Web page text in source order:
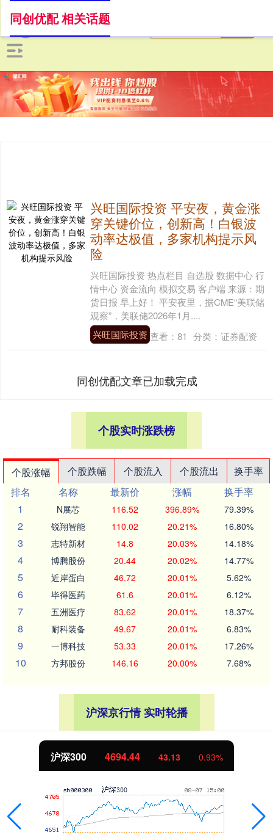
同创优配 相关话题
兴旺国际投资 平安夜，黄金涨
穿关键价位，创新高！白银波
动率达极值，多家机构提示风
险
兴旺国际投资 热点栏目 自选股 数据中心 行
情中心 资金流向 模拟交易 客户端 来源：期
货日报 早上好！ 平安夜里，据CME“美联储
观察”，美联储2026年1月....
兴旺国际投资 查看： 81 分类： 证券配资
同创优配文章已加载完成
个股实时涨跌榜
个股涨幅 个股跌幅 个股流入 个股流出
换手率
排名
名称 最新价 涨幅
换手率
1
N展芯 116.52 396.89% 79.39%
2 锐翔智能 110.02 20.21% 16.80%
3 志特新材 14.8 20.03% 14.18%
4 博腾股份 20.44 20.02% 14.77%
5 近岸蛋白 46.72 20.01% 5.62%
6 毕得医药 61.6 20.01% 6.12%
7 五洲医疗 83.62 20.01% 18.37%
8 耐科装备 49.67 20.01% 6.83%
9 一博科技 53.33 20.01% 17.26%
10 方邦股份 146.16 20.00% 7.68%
沪深京行情 实时轮播
沪深300 4694.44 43.13 0.93%